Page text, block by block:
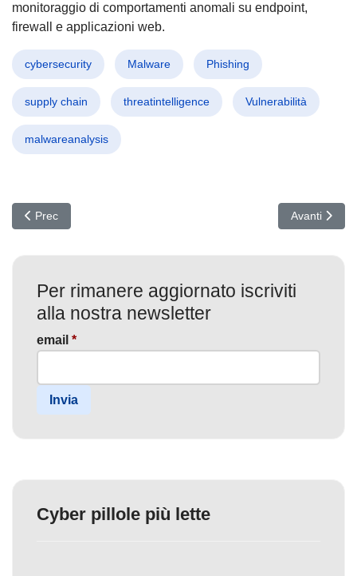
monitoraggio di comportamenti anomali su endpoint,
firewall e applicazioni web.
cybersecurity Malware Phishing
supply chain threatintelligence Vulnerabilità
malwareanalysis
Articolo precedente: Mini Shai Hulud colpisce npm e PyPI:
Prec Articolo
Avanti
Per rimanere aggiornato iscriviti
alla nostra newsletter
email *
Invia
Cyber pillole più lette